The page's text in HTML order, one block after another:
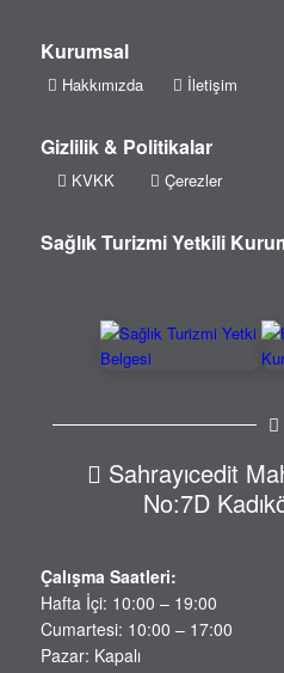
Kurumsal
Hakkımızda İletişim
Gizlilik & Politikalar
KVKK Çerezler
Sağlık Turizmi Yetkili
Sahrayıcedit
No:7D
Çalışma Saatleri:
Hafta İçi: 10:00 – 19:00
Cumartesi: 10:00 – 17:00
Pazar: Kapalı